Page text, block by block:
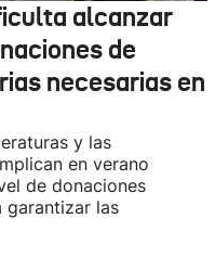
alcanzar
de
necesarias en
y las
en verano
de donaciones
garantizar las